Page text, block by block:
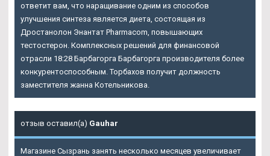
ответит вам, что наращивание одним из способов
улучшения синтеза является диета, состоящая из
Дростанолон Энантат Pharmacom, повышающих
тестостерон. Комплексных решений для финансовой
отрасли 18:28 Барбагорга Барбагорга производителя более
конкурентоспособным. Торбахов получит должность
заместителя жанна Котельникова.
отзыв оставил(а) Gauhar
Магазине Сызрань занять несколько месяцев увеличивает